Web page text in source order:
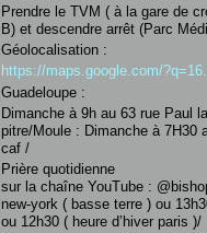
Prendre le TVM ( à la gare de
B) et descendre arrêt (Parc
Géolocalisation :
https://maps.google.com/
Guadeloupe :
Dimanche à 9h au 63 rue Paul
pitre/Moule : Dimanche à 7H30
caf /
Prière quotidienne
sur la chaîne YouTube :
new-york ( basse terre ) ou
ou 12h30 ( heure d’hiver paris )/